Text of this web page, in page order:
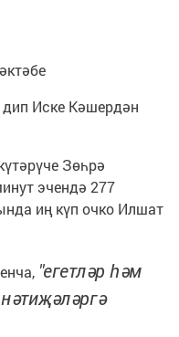
дип Иске Кәшердән
Зөһрә
эчендә 277
иң күп очко Илшат
"егетләр һәм